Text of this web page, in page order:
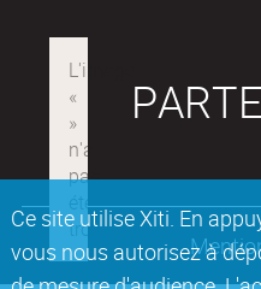
Ce site utilise Xiti. En
vous nous autorisez à